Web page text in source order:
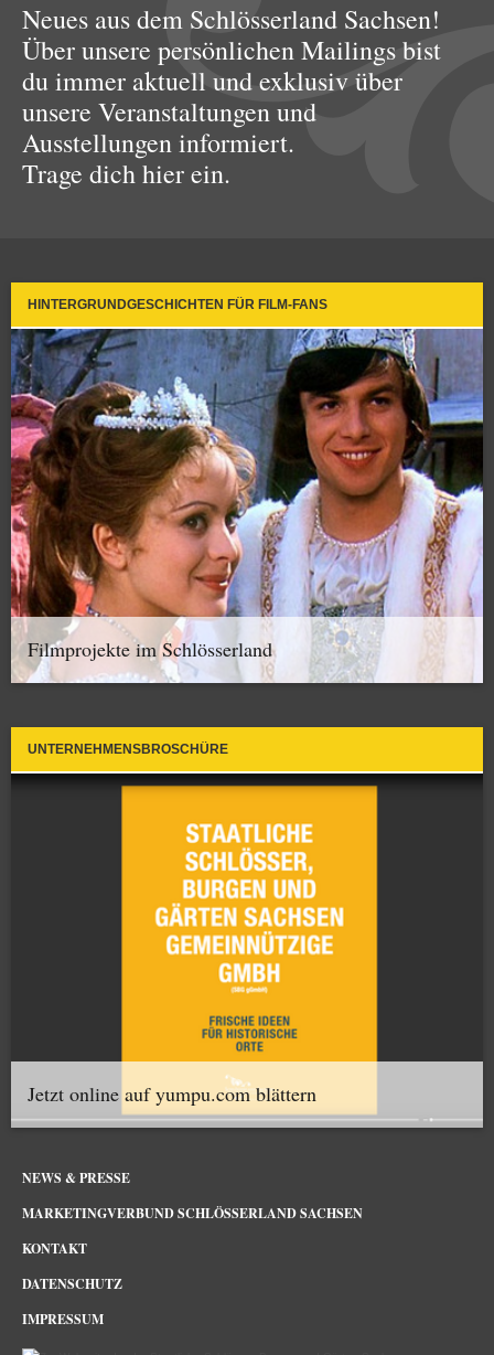
Neues aus dem Schlösserland Sachsen!
Über unsere persönlichen Mailings bist
du immer aktuell und exklusiv über
unsere Veranstaltungen und
Ausstellungen informiert.
Trage dich hier ein.
HINTERGRUNDGESCHICHTEN FÜR FILM-FANS
Filmprojekte im Schlösserland
UNTERNEHMENSBROSCHÜRE
Jetzt online auf yumpu.com blättern
NEWS & PRESSE
MARKETINGVERBUND SCHLÖSSERLAND SACHSEN
KONTAKT
DATENSCHUTZ
IMPRESSUM